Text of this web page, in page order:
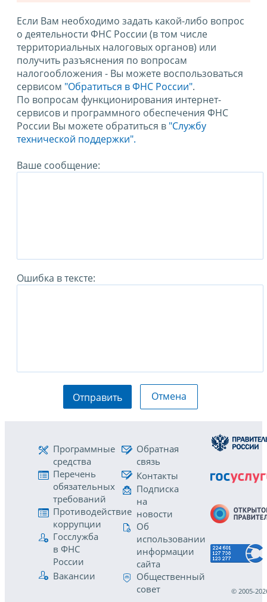
Если Вам необходимо задать какой-либо вопрос
о деятельности ФНС России (в том числе
территориальных налоговых органов) или
получить разъяснения по вопросам
налогообложения - Вы можете воспользоваться
сервисом "Обратиться в ФНС России".
По вопросам функционирования интернет-
сервисов и программного обеспечения ФНС
России Вы можете обратиться в "Службу
технической поддержки".
Ваше сообщение:
Ошибка в тексте:
Отправить Отмена
Программные
средства
Перечень
обязательных
требований
Противодействие
коррупции
Госслужба
в ФНС
России
Вакансии
Обратная
связь
Контакты
Подписка
на
новости
Об
использовании
информации
сайта
Общественный
совет
© 2005-